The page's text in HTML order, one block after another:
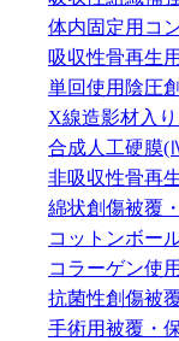
体内固定用コ
吸収性骨再生
単回使用陰圧
X線造影材入
合成人工硬膜
非吸収性骨再
綿状創傷被覆
コットンボー
コラーゲン使
抗菌性創傷被
手術用被覆・